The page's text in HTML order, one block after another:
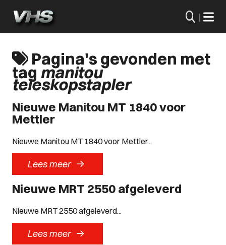
|
Pagina's gevonden met
tag manitou
teleskopstapler
Nieuwe Manitou MT 1840 voor
Mettler
Nieuwe Manitou MT 1840 voor Mettler...
Lees meer ->
Nieuwe MRT 2550 afgeleverd
Nieuwe MRT 2550 afgeleverd...
Lees meer ->